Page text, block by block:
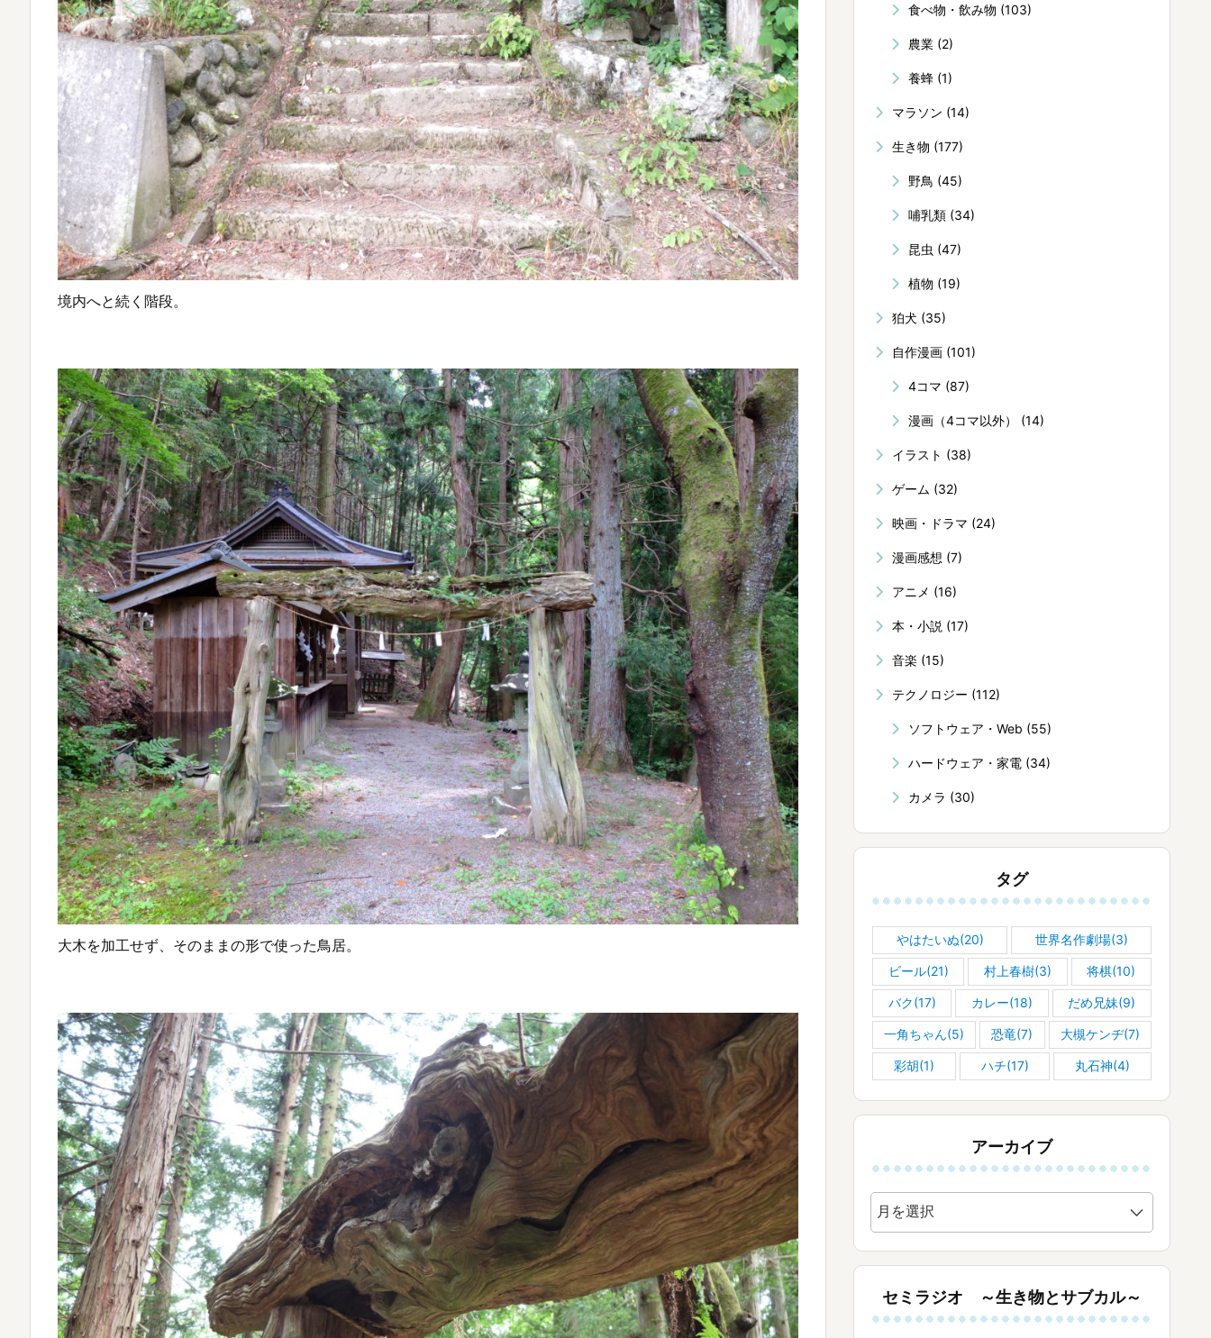
境内へと続く階段。
大木を加工せず、そのままの形で使った鳥居。
食べ物・飲み物 (103)
農業 (2)
養蜂 (1)
マラソン (14)
生き物 (177)
野鳥 (45)
哺乳類 (34)
昆虫 (47)
植物 (19)
狛犬 (35)
自作漫画 (101)
4コマ (87)
漫画（4コマ以外） (14)
イラスト (38)
ゲーム (32)
映画・ドラマ (24)
漫画感想 (7)
アニメ (16)
本・小説 (17)
音楽 (15)
テクノロジー (112)
ソフトウェア・Web (55)
ハードウェア・家電 (34)
カメラ (30)
タグ
やはたいぬ(20) 世界名作劇場(3)
ビール(21) 村上春樹(3) 将棋(10)
バク(17) カレー(18) だめ兄妹(9)
一角ちゃん(5) 恐竜(7) 大槻ケンヂ(7)
彩胡(1) ハチ(17) 丸石神(4)
アーカイブ
ア
ー
カ
イ
ブ
セミラジオ ～生き物とサブカル～